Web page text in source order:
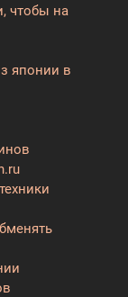
чтобы на
японии в